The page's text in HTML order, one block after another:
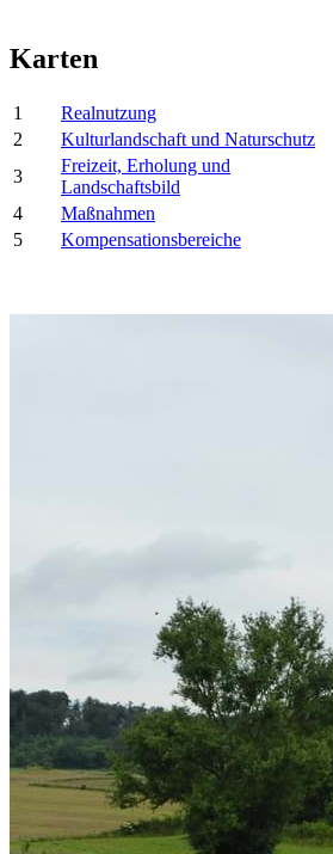
Karten
1 Realnutzung
2
Kulturlandschaft und Naturschutz
3
Freizeit, Erholung und
Landschaftsbild
4
Maßnahmen
5
Kompensationsbereiche